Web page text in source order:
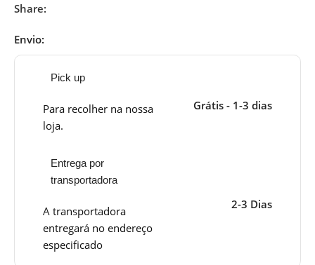
Share:
Envio:
Pick up
Para recolher na nossa
loja.
Grátis - 1-3 dias
Entrega por
transportadora
A transportadora
entregará no endereço
especificado
2-3 Dias